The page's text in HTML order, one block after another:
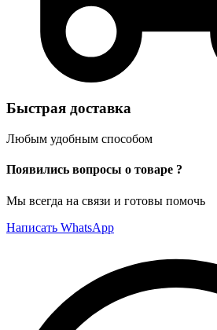
Быстрая доставка
Любым удобным способом
Появились вопросы о товаре ?
Мы всегда на связи и готовы помочь
Написать WhatsApp